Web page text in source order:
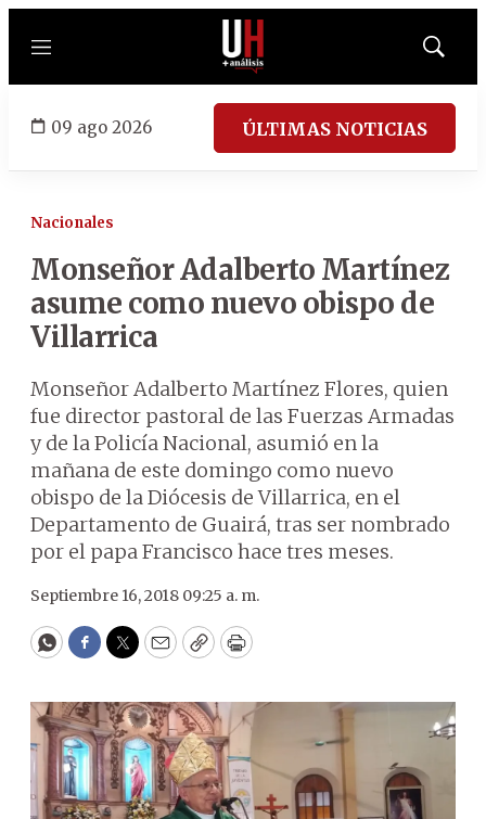
Menú
Mostrar
09 ago 2026 ÚLTIMAS NOTICIAS
Nacionales
Monseñor Adalberto Martínez
asume como nuevo obispo de
Villarrica
Monseñor Adalberto Martínez Flores, quien
fue director pastoral de las Fuerzas Armadas
y de la Policía Nacional, asumió en la
mañana de este domingo como nuevo
obispo de la Diócesis de Villarrica, en el
Departamento de Guairá, tras ser nombrado
por el papa Francisco hace tres meses.
Septiembre 16, 2018 09:25 a. m.
WhatsApp
Facebook
Twitter
EmailCopyPrint